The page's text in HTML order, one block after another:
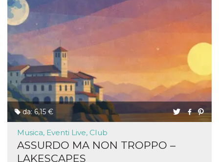
da: 6,15 €
Musica, Eventi Live, Club
ASSURDO MA NON TROPPO –
LAKESCAPES